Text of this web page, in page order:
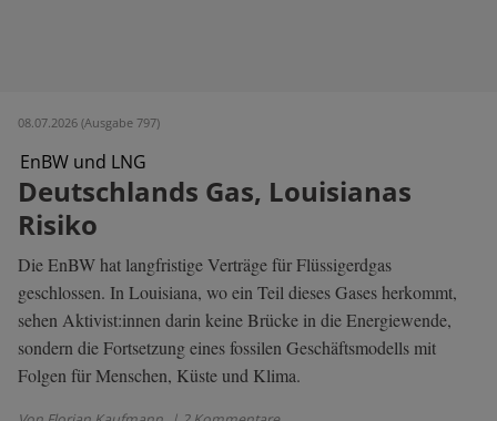
08.07.2026 (Ausgabe 797)
EnBW und LNG
Deutschlands Gas, Louisianas
Risiko
Die EnBW hat langfristige Verträge für Flüssigerdgas
geschlossen. In Louisiana, wo ein Teil dieses Gases herkommt,
sehen Aktivist:innen darin keine Brücke in die Energiewende,
sondern die Fortsetzung eines fossilen Geschäftsmodells mit
Folgen für Menschen, Küste und Klima.